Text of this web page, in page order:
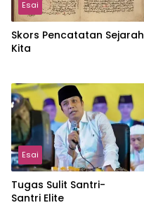
Esai
Skors Pencatatan Sejarah
Kita
Esai
Tugas Sulit Santri-
Santri Elite